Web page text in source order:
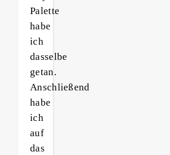
Palette
habe
ich
dasselbe
getan.
Anschließend
habe
ich
auf
das